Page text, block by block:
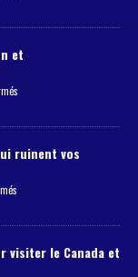
et
ruinent vos
visiter le Canada et